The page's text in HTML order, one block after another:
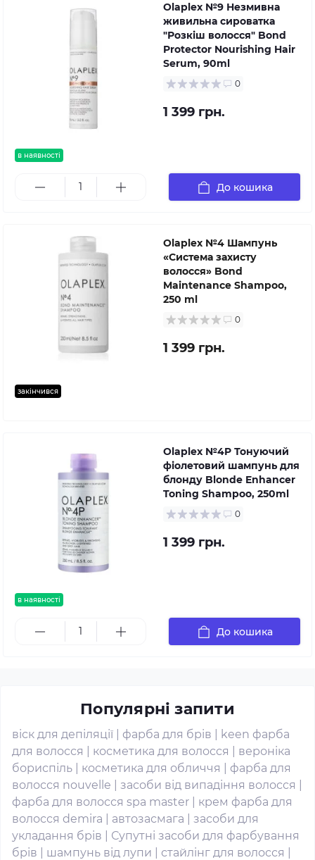
в наявності
Olaplex №9 Незмивна
живильна сироватка
"Розкіш волосся" Bond
Protector Nourishing Hair
Serum, 90ml
0
1 399 грн.
До кошика
закінчився
Olaplex №4 Шампунь
«Система захисту
волосся» Bond
Maintenance Shampoo,
250 ml
0
1 399 грн.
в наявності
Olaplex №4P Тонуючий
фіолетовий шампунь для
блонду Blonde Enhancer
Toning Shampoo, 250ml
0
1 399 грн.
До кошика
Популярні запити
віск для депіляції фарба для брів
keen фарба
для волосся
косметика для волосся
вероніка
бориспіль
косметика для обличчя
фарба для
волосся nouvelle
засоби від випадіння волосся
фарба для волосся spa master
крем фарба для
волосся demira
автозасмага
засоби для
укладання брів
Супутні засоби для фарбування
брів
шампунь від лупи стайлінг для волосся